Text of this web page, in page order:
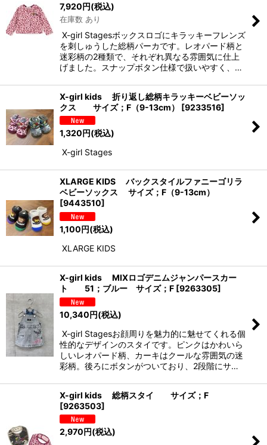
7,920円(税込)
在庫数 あり
X-girl Stagesボックスロゴにキラッキーフレンズ
を刺しゅうした総柄パーカです。レオパード柄と
迷彩柄の2種類で、それぞれ異なる雰囲気に仕上
げました。スナップボタン仕様で扱いやすく、…
X-girl kids 折り返し総柄キラッキーベビーソッ
クス サイズ；F（9-13cm）
[9233516]
1,320円(税込)
X-girl Stages
XLARGE KIDS バックスタイルファニーゴリラ
ベビーソックス サイズ；F（9-13cm）
[9443510]
1,100円(税込)
XLARGE KIDS
X-girl kids MIXロゴデニムジャンパースカー
ト 51；ブルー サイズ；F [9263305]
10,340円(税込)
X-girl Stagesお顔周りを魅力的に魅せてくれる個
性的なデザインのスタイです。ピンクはかわいら
しいレオパード柄、カーキはクールな雰囲気の迷
彩柄。後ろにボタンがついており、2段階にサ…
X-girl kids 総柄スタイ サイズ；F
[9263503]
2,970円(税込)